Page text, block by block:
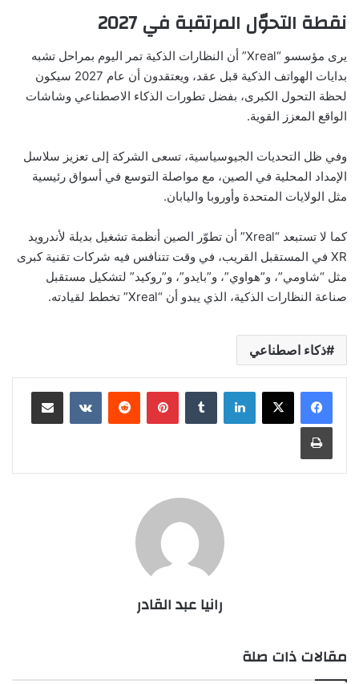
نقطة التحوّل المرتقبة في 2027
يرى مؤسسو “Xreal” أن النظارات الذكية تمر اليوم بمراحل تشبه
بدايات الهواتف الذكية قبل عقد، ويعتقدون أن عام 2027 سيكون
لحظة التحول الكبرى، بفضل تطورات الذكاء الاصطناعي وشاشات
الواقع المعزز القوية.
وفي ظل التحديات الجيوسياسية، تسعى الشركة إلى تعزيز سلاسل
الإمداد المحلية في الصين، مع مواصلة التوسع في أسواق رئيسية
مثل الولايات المتحدة وأوروبا واليابان.
كما لا تستبعد “Xreal” أن تطوّر الصين أنظمة تشغيل بديلة لأندرويد
XR في المستقبل القريب، في وقت تتنافس فيه شركات تقنية كبرى
مثل “شاومي”، و”هواوي”، و”بايدو”، و”روكيد” لتشكيل مستقبل
صناعة النظارات الذكية، الذي يبدو أن “Xreal” تخطط لقيادته.
ذكاء اصطناعي
لينكدإن بينتيريست مشاركة عبر البريد
طباعة
رانيا عبد القادر
مقالات ذات صلة